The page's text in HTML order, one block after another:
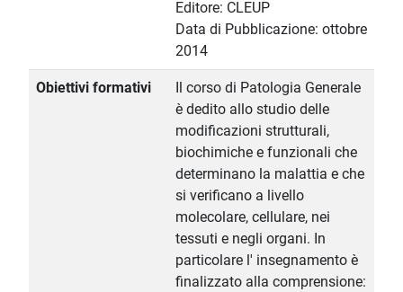
Editore: CLEUP
Data di Pubblicazione: ottobre
2014
Obiettivi formativi
Il corso di Patologia Generale
è dedito allo studio delle
modificazioni strutturali,
biochimiche e funzionali che
determinano la malattia e che
si verificano a livello
molecolare, cellulare, nei
tessuti e negli organi. In
particolare l' insegnamento è
finalizzato alla comprensione: